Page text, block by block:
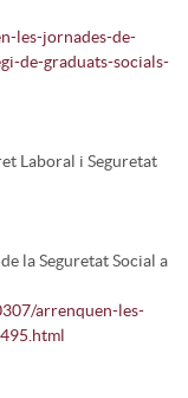
les-jornades-de-
de-graduats-socials-
Laboral i Seguretat
la Seguretat Social a
arrenquen-les-